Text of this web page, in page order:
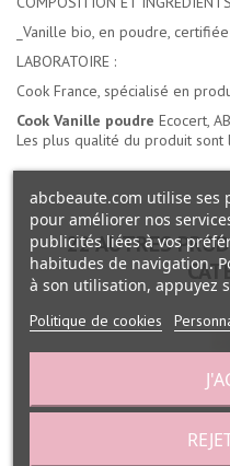
_Vanille bio, en poudre, certifiée
LABORATOIRE :
Cook France, spécialisé en
Cook Vanille poudre Ecocert,
Les plus qualité du produit sont
22 AUTRES
abcbeaute.com utilise ses
pour améliorer nos
publicités liées à vos
habitudes de navigation.
à son utilisation, appuyez
Politique de cookies